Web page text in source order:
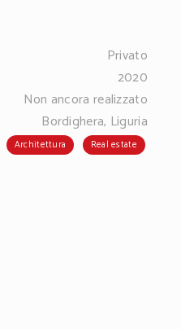
Privato
2020
Non ancora realizzato
Bordighera, Liguria
Architettura Real estate